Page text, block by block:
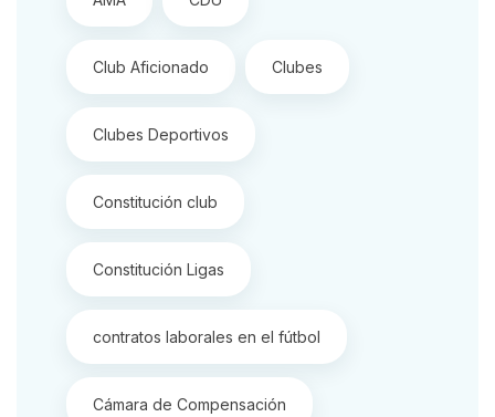
Club Aficionado Clubes
Clubes Deportivos
Constitución club
Constitución Ligas
contratos laborales en el fútbol
Cámara de Compensación